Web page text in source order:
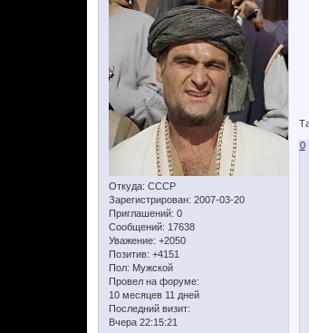
Откуда: CCCР
Зарегистрирован: 2007-03-20
Приглашений: 0
Сообщений: 17638
Уважение: +2050
Позитив: +4151
Пол: Мужской
Провел на форуме:
10 месяцев 11 дней
Последний визит:
Вчера 22:15:21
0